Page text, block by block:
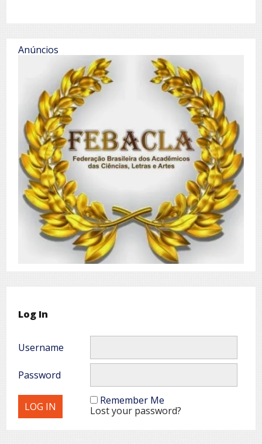
Anúncios
Log In
Username
Password
Remember Me
Lost your password?